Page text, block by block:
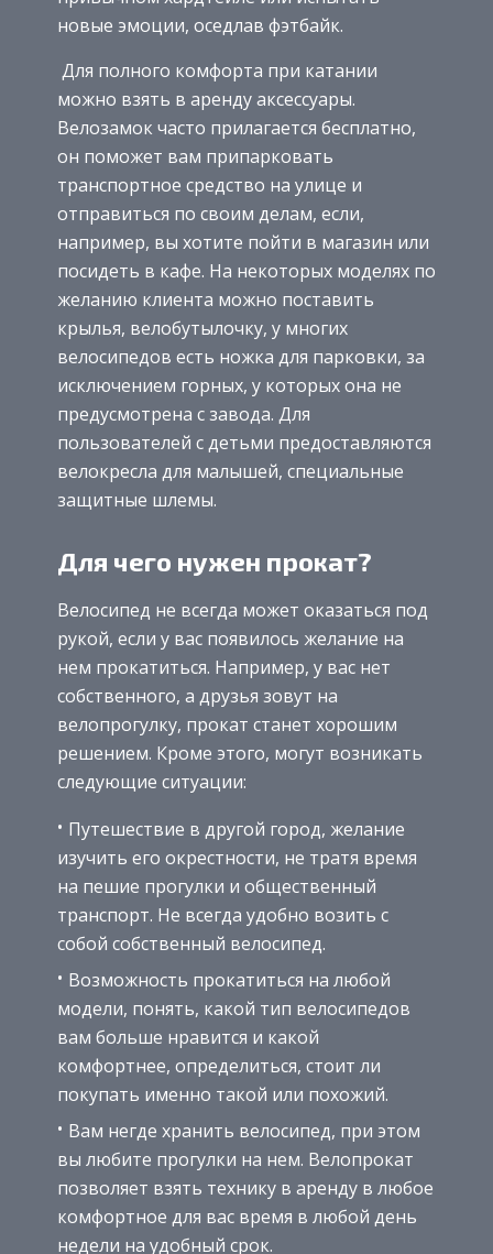
новые эмоции, оседлав фэтбайк.
Для полного комфорта при катании
можно взять в аренду аксессуары.
Велозамок часто прилагается бесплатно,
он поможет вам припарковать
транспортное средство на улице и
отправиться по своим делам, если,
например, вы хотите пойти в магазин или
посидеть в кафе. На некоторых моделях по
желанию клиента можно поставить
крылья, велобутылочку, у многих
велосипедов есть ножка для парковки, за
исключением горных, у которых она не
предусмотрена с завода. Для
пользователей с детьми предоставляются
велокресла для малышей, специальные
защитные шлемы.
Для чего нужен прокат?
Велосипед не всегда может оказаться под
рукой, если у вас появилось желание на
нем прокатиться. Например, у вас нет
собственного, а друзья зовут на
велопрогулку, прокат станет хорошим
решением. Кроме этого, могут возникать
следующие ситуации:
Путешествие в другой город, желание
изучить его окрестности, не тратя время
на пешие прогулки и общественный
транспорт. Не всегда удобно возить с
собой собственный велосипед.
Возможность прокатиться на любой
модели, понять, какой тип велосипедов
вам больше нравится и какой
комфортнее, определиться, стоит ли
покупать именно такой или похожий.
Вам негде хранить велосипед, при этом
вы любите прогулки на нем. Велопрокат
позволяет взять технику в аренду в любое
комфортное для вас время в любой день
недели на удобный срок.